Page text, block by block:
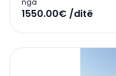
nga
1550.00€ /ditë